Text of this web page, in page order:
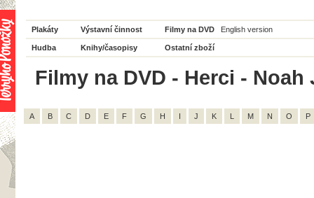
Plakáty Výstavní činnost Filmy na DVD English version
Hudba Knihy/časopisy Ostatní zboží
Filmy na DVD - Herci - Noah
A B C D E F G H I J K L M N O P